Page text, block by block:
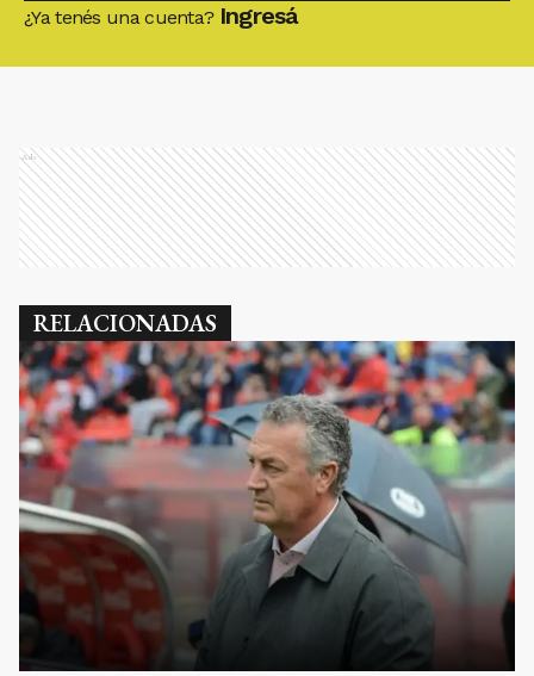
¿Ya tenés una cuenta? Ingresá
Ads
RELACIONADAS